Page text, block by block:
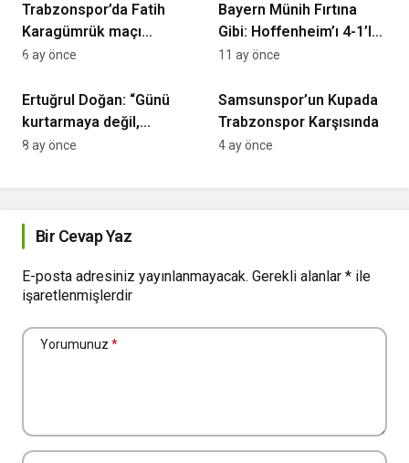
Trabzonspor’da Fatih
Karagümrük maçı
hazırlıkları başladı
6 ay önce
Bayern Münih Fırtına
Gibi: Hoffenheim’ı 4-1’le
Geçti!
11 ay önce
Ertuğrul Doğan: “Günü
kurtarmaya değil,
sürdürülebilir başarıya
Trabzonspor
8 ay önce
Samsunspor’un Kupada
Trabzonspor Karşısında
Samsunspor
4 ay önce
Bir Cevap Yaz
E-posta adresiniz yayınlanmayacak. Gerekli alanlar * ile
işaretlenmişlerdir
Yorumunuz *